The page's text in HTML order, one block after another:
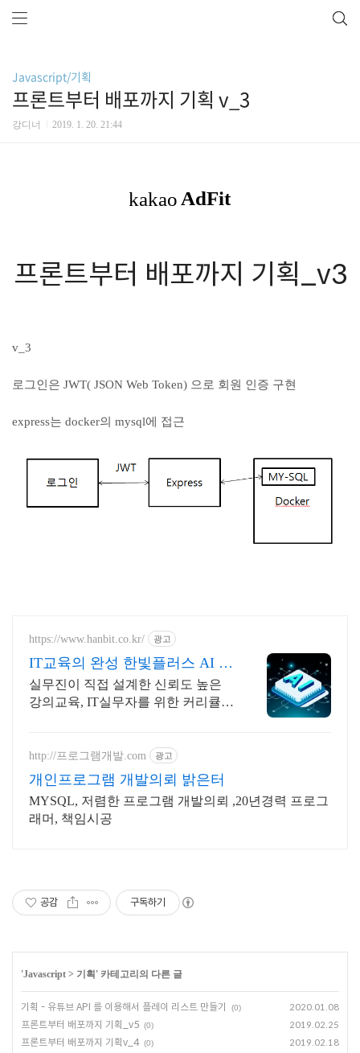
Javascript/기획
프론트부터 배포까지 기획 v_3
강디너 2019. 1. 20. 21:44
프론트부터 배포까지 기획_v3
v_3
로그인은 JWT( JSON Web Token) 으로 회원 인증 구현
express는 docker의 mysql에 접근
https://www.hanbit.co.kr/ 광고
IT교육의 완성 한빛플러스 AI 개
발자 필수 코스
실무진이 직접 설계한 신뢰도 높은
강의교육, IT실무자를 위한 커리큘럼
http://프로그램개발.com 광고
개인프로그램 개발의뢰 밝은터
MYSQL, 저렴한 프로그램 개발의뢰 ,20년경력 프로그
래머, 책임시공
공감 구독하기
'Javascript > 기획 ' 카테고리의 다른 글
기획 - 유튜브 API 를 이용해서 플레이 리스트 만들기 (0) 2020.01.08
프론트부터 배포까지 기획_v5 (0) 2019.02.25
프론트부터 배포까지 기획v_4 (0) 2019.02.18